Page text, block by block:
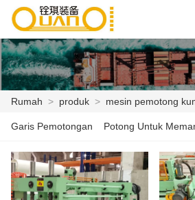
RUMAH
PRODUK
BERITA
العربية বাংলা ভাষার
Rumah > produk > mesin pemotong
Garis Pemotongan